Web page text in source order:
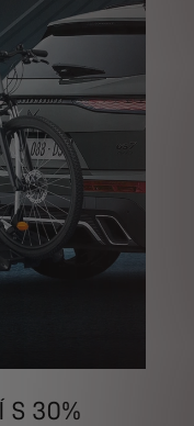
S 30%